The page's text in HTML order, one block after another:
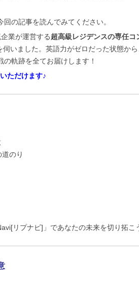
の記事を読んでみてください。
業が運営する超高級レジデンスの専任コ
いました。英語力がゼロだった状態から
軌跡を全てお届けします！
ただけます♪
のり
リプナビ]」であなたの未来を切り拓こ